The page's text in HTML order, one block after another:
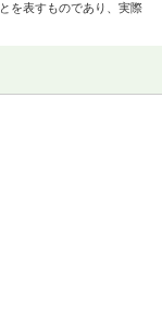
を表すものであり、実際